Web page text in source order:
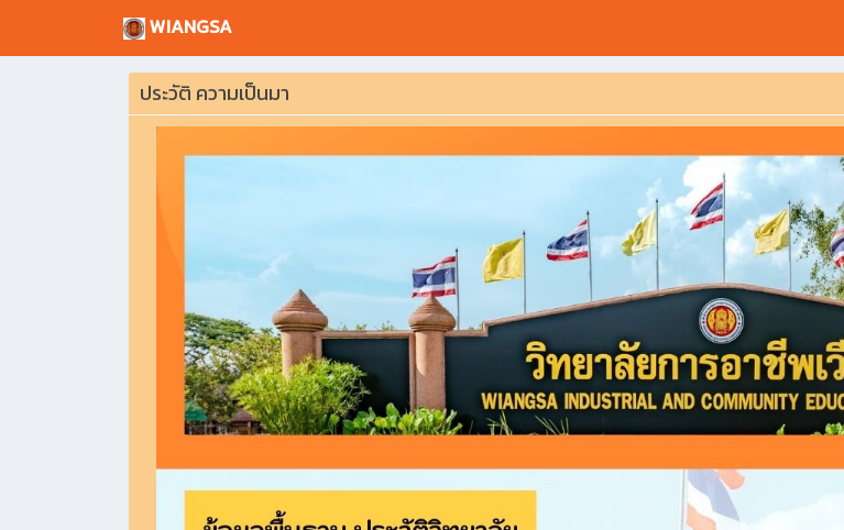
WIANGSA
ประวัติ ความเป็นมา